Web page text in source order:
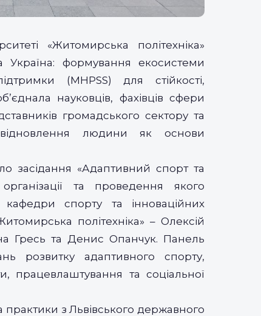
«Житомирська політехніка»
Україна: формування екосистеми
(MHPSS) для стійкості,
науковців, фахівців сфери
громадського сектору та
людини як основи
засідання «Адаптивний спорт та
та проведення якого
кафедри спорту та інноваційних
політехніка» – Олексій
Гресь та Денис Опанчук. Панель
розвитку адаптивного спорту,
працевлаштування та соціальної
практики з Львівського державного